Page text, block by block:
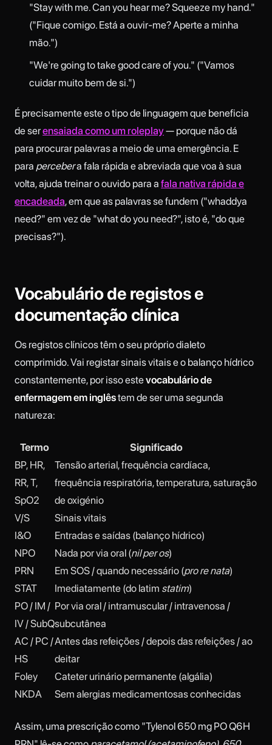
"Stay with me. Can you hear me? Squeeze my hand."
("Fique comigo. Está a ouvir-me? Aperte a minha
mão.")
"We're going to take good care of you." ("Vamos
cuidar muito bem de si.")
É precisamente este o tipo de linguagem que beneficia
de serensaiada como um roleplay— porque não dá
para procurar palavras a meio de uma emergência. E
para percebera fala rápida e abreviada que voa à sua
volta, ajuda treinar o ouvido para a fala nativa rápida e
encadeada, em que as palavras se fundem ("whaddya
need?" em vez de "what do you need?", isto é, "do que
precisas?").
Vocabulário de registos e
documentação clínica
Os registos clínicos têm o seu próprio dialeto
comprimido. Vai registar sinais vitais e o balanço hídrico
constantemente, por isso estevocabulário de
enfermagem em inglêstem de ser uma segunda
natureza:
Termo
Significado
BP, HR,
RR, T,
SpO2
Tensão arterial, frequência cardíaca,
frequência respiratória, temperatura, saturação
de oxigénio
V/S
Sinais vitais
I&O
Entradas e saídas (balanço hídrico)
NPO
Nada por via oral (nil per os)
PRN
Em SOS / quando necessário (pro re nata)
STAT
Imediatamente (do latim statim)
PO / IM /
IV / SubQ
Por via oral / intramuscular / intravenosa /
subcutânea
AC / PC /
HS
Antes das refeições / depois das refeições / ao
deitar
Foley
Cateter urinário permanente (algália)
NKDA
Sem alergias medicamentosas conhecidas
Assim, uma prescrição como "Tylenol 650 mg PO Q6H